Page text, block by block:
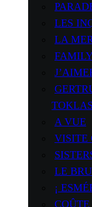
LES
LA
A VUE
VISITE
LE
¡